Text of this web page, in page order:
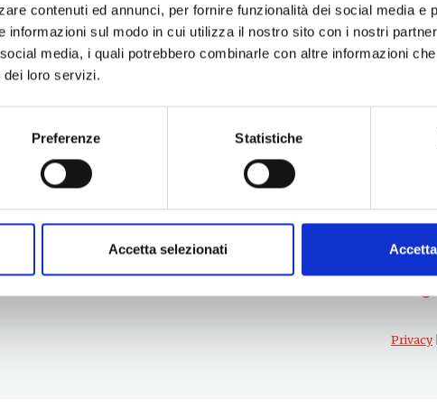
contenuti ed annunci, per fornire funzionalità dei social media e
informazioni sul modo in cui utilizza il nostro sito con i nostri
media, i quali potrebbero combinarle con altre informazioni
loro servizi.
Preferenze Statistiche
Accetta selezionati
and Development Service
Tourism and
Heritage
Experiences
Territory
Events
Attractions
Who we are
Press & media
Privacy|